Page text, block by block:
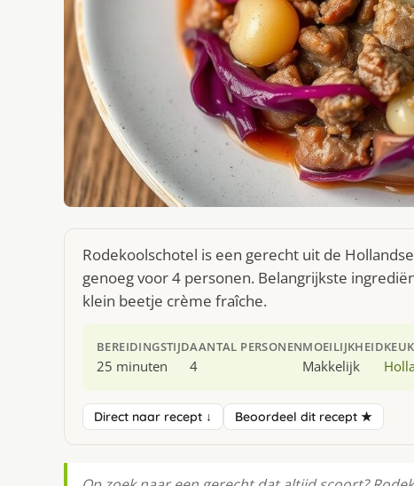
Rodekoolschotel is een gerecht uit de
genoeg voor 4 personen. Belangrijkste
klein beetje crème fraîche.
BEREIDINGSTIJD
25 minuten
AANTAL PERSONEN
4
MOEILIJKHEID
Makkelijk
Direct naar recept ↓ Beoordeel dit recept ★